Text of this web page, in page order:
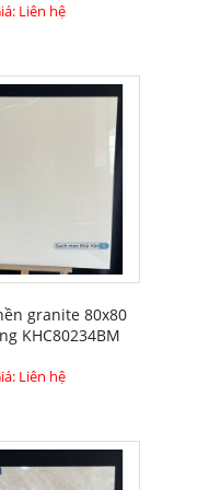
vẫn được
mã, họa tiết
yêu thích.
trở nên đơn
tạo xương
ướt sẽ dễ
đây. Gạch
nên hạn
Liên hệ
granite 80x80
KHC80234BM
Liên hệ